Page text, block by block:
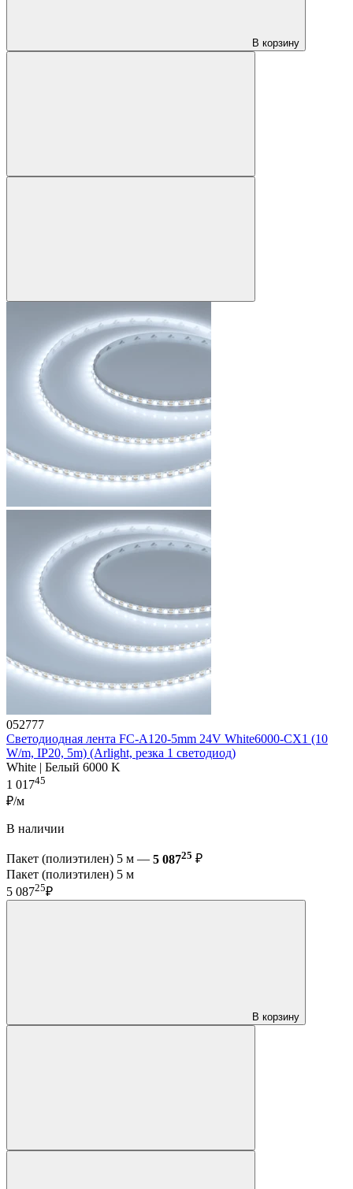
В корзину
052777
Светодиодная лента FC-A120-5mm 24V White6000-CX1 (10
W/m, IP20, 5m) (Arlight, резка 1 светодиод)
White | Белый 6000 K
1 01745
₽/м
В наличии
Пакет (полиэтилен) 5 м — 5 08725 ₽
Пакет (полиэтилен) 5 м
5 08725₽
В корзину